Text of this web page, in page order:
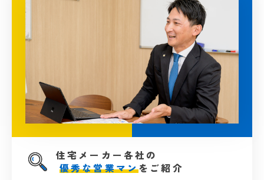
住宅メーカー各社の
優秀な営業マンをご紹介